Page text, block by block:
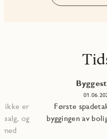
ikke er
salg, og
Første
byggingen av